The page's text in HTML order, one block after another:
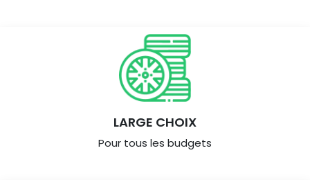
LARGE CHOIX
Pour tous les budgets